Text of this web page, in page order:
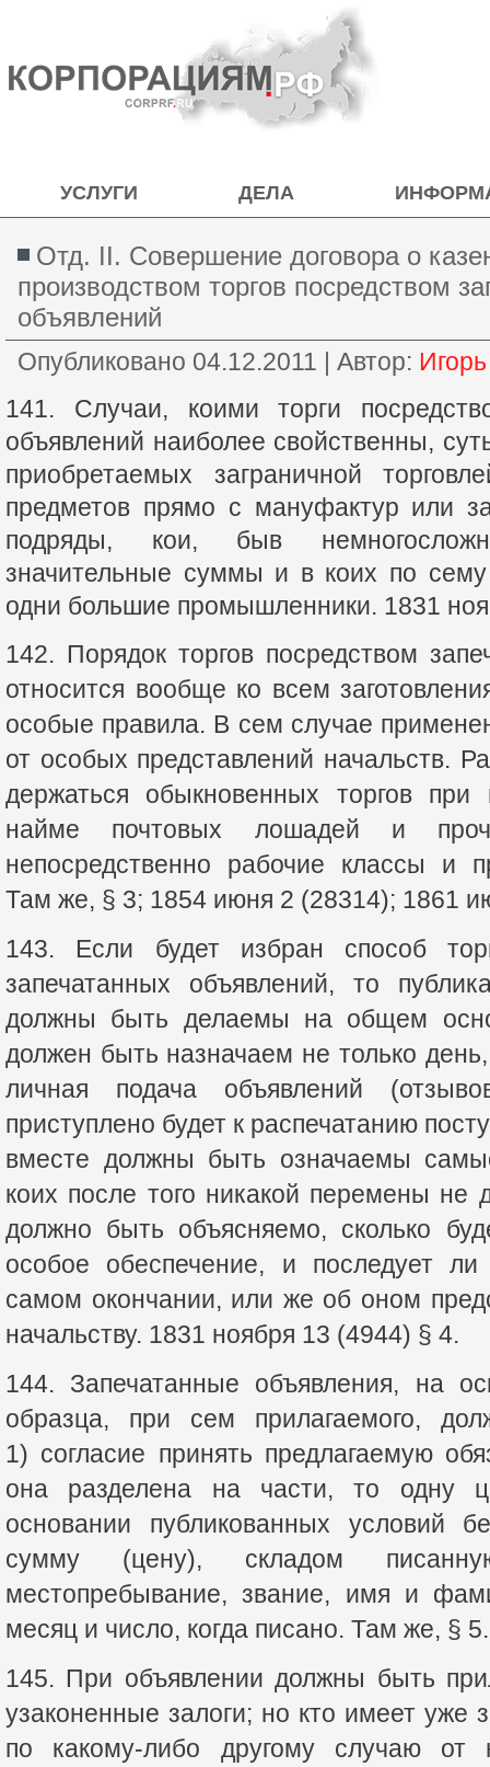
УСЛУГИ ДЕЛА
Отд. II. Совершение договора о
производством торгов посредством
объявлений
Опубликовано 04.12.2011 | Автор:
141. Случаи, коими торги
объявлений наиболее свойственны,
приобретаемых заграничной
предметов прямо с мануфактур или
подряды, кои, быв
значительные суммы и в коих по сему
одни большие промышленники. 1831
142. Порядок торгов посредством
относится вообще ко всем
особые правила. В сем случае
от особых представлений начальств.
держаться обыкновенных торгов при
найме почтовых лошадей и
непосредственно рабочие классы и
Там же, § 3; 1854 июня 2 (28314); 1861
143. Если будет избран способ
запечатанных объявлений, то
должны быть делаемы на общем
должен быть назначаем не только
личная подача объявлений
приступлено будет к распечатанию
вместе должны быть означаемы
коих после того никакой перемены не
должно быть объясняемо, сколько
особое обеспечение, и последует
самом окончании, или же об оном
начальству. 1831 ноября 13 (4944) § 4.
144. Запечатанные объявления, на
образца, при сем прилагаемого,
1) согласие принять предлагаемую
она разделена на части, то одну
основании публикованных условий
сумму (цену), складом
местопребывание, звание, имя и
месяц и число, когда писано. Там же, § 5.
145. При объявлении должны быть
узаконенные залоги; но кто имеет уже
по какому-либо другому случаю от